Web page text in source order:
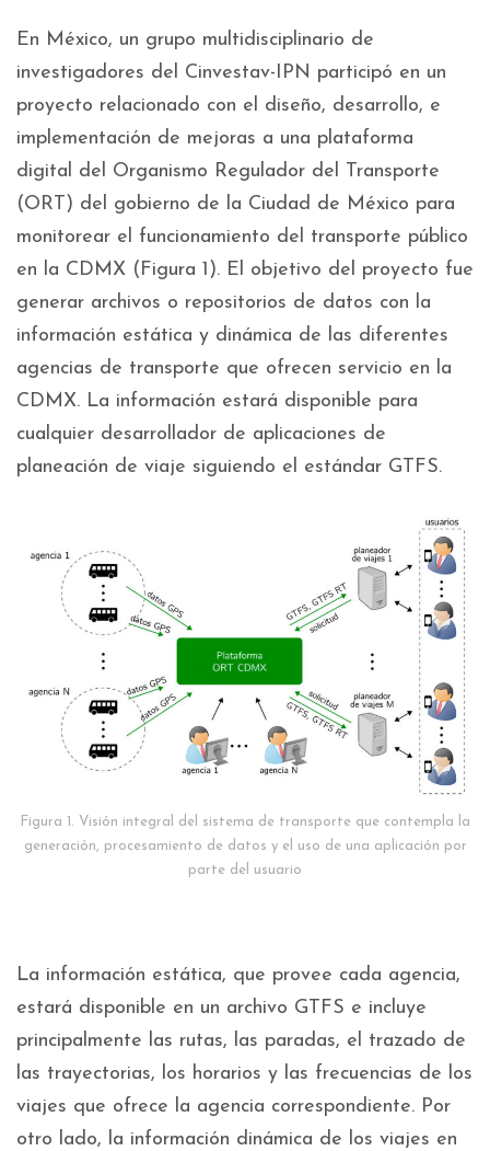
En México, un grupo multidisciplinario de
investigadores del Cinvestav-IPN participó en un
proyecto relacionado con el diseño, desarrollo, e
implementación de mejoras a una plataforma
digital del Organismo Regulador del Transporte
(ORT) del gobierno de la Ciudad de México para
monitorear el funcionamiento del transporte público
en la CDMX (Figura 1). El objetivo del proyecto fue
generar archivos o repositorios de datos con la
información estática y dinámica de las diferentes
agencias de transporte que ofrecen servicio en la
CDMX. La información estará disponible para
cualquier desarrollador de aplicaciones de
planeación de viaje siguiendo el estándar GTFS.
Figura 1. Visión integral del sistema de transporte que contempla la
generación, procesamiento de datos y el uso de una aplicación por
parte del usuario
La información estática, que provee cada agencia,
estará disponible en un archivo GTFS e incluye
principalmente las rutas, las paradas, el trazado de
las trayectorias, los horarios y las frecuencias de los
viajes que ofrece la agencia correspondiente. Por
otro lado, la información dinámica de los viajes en